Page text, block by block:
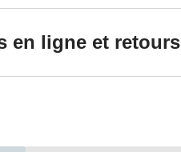
en ligne et retours